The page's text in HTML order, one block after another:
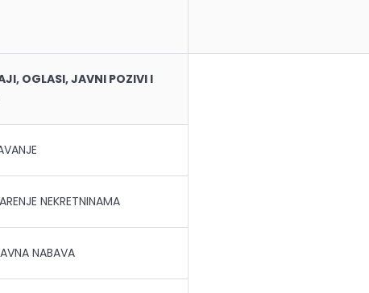
OGLASI, JAVNI POZIVI I
NEKRETNINAMA
NABAVA